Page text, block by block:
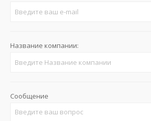
Название компании:
Сообщение